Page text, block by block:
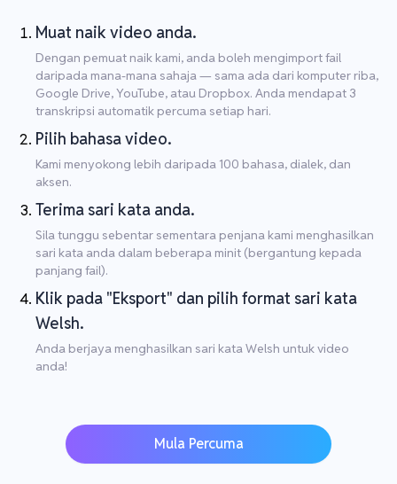
Muat naik video anda.
Dengan pemuat naik kami, anda boleh mengimport fail
daripada mana-mana sahaja — sama ada dari komputer riba,
Google Drive, YouTube, atau Dropbox. Anda mendapat 3
transkripsi automatik percuma setiap hari.
Pilih bahasa video.
Kami menyokong lebih daripada 100 bahasa, dialek, dan
aksen.
Terima sari kata anda.
Sila tunggu sebentar sementara penjana kami menghasilkan
sari kata anda dalam beberapa minit (bergantung kepada
panjang fail).
Klik pada "Eksport" dan pilih format sari kata
Welsh.
Anda berjaya menghasilkan sari kata Welsh untuk video
anda!
Mula Percuma